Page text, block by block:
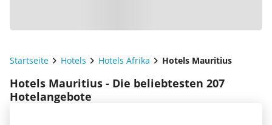
Startseite Hotels Hotels Afrika Hotels Mauritius
Hotels Mauritius - Die beliebtesten 207
Hotelangebote